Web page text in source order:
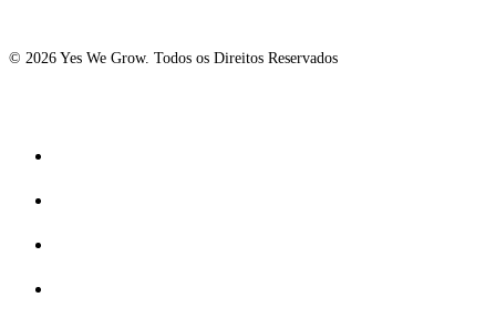
© 2026 Yes We Grow. Todos os Direitos Reservados